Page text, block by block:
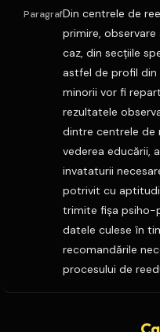
ParagrafDin centrele de
primire, observare
caz, din secţiile
astfel de profil din
minorii vor fi
rezultatele
dintre centrele de
vederea educării,
invataturii
potrivit cu
trimite fişa psiho-
datele culese în
recomandările
procesului de